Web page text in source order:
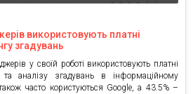
використовують платні
згадувань
у своїй роботі використовують платні
та аналізу згадувань в інформаційному
часто користуються Google, а 43.5% –